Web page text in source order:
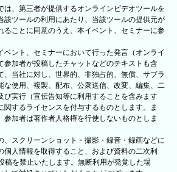
は、第三者が提供するオンラインビデオツールを
該ツールの利用にあたり、当該ツールの提供元が
ることに同意のうえ、本イベント、セミナーに参
ベント、セミナーにおいて行った発言（オンライ
参加者が投稿したチャットなどのテキストも含
、当社に対し、世界的、非独占的、無償、サブラ
な使用、複製、配布、公衆送信、改変、編集、二
び実行（宣伝告知等に利用することを含みます
関するライセンスを付与するものとします。ま
参加者は著作者人格権を行使しないものとしま
、スクリーンショット・撮影・録音・録画などに
個人情報を取得すること、および資料の二次利
稿を禁止いたします。無断利用が発覚した場